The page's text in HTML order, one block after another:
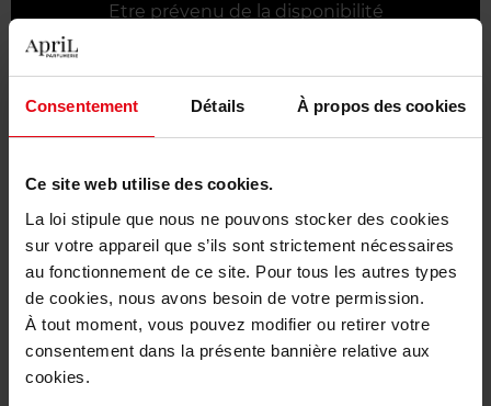
Consentement Détails À propos des cookies
Ce site web utilise des cookies.
La loi stipule que nous ne pouvons stocker des cookies
sur votre appareil que s’ils sont strictement nécessaires
au fonctionnement de ce site. Pour tous les autres types
de cookies, nous avons besoin de votre permission.
À tout moment, vous pouvez modifier ou retirer votre
consentement dans la présente bannière relative aux
cookies.
Etre prévenu de la disponibilité
Livraison gratuite à partir de 50€
Retour gratuit dans votre magasin
Description
Caractéristiques